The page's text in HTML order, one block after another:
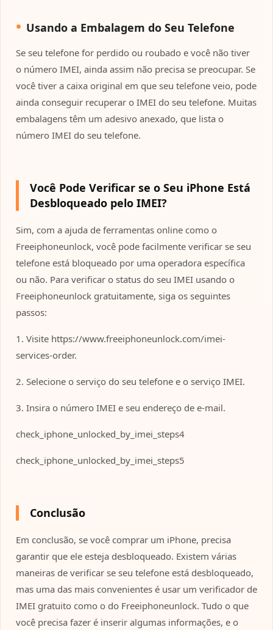
Usando a Embalagem do Seu Telefone
Se seu telefone for perdido ou roubado e você não tiver
o número IMEI, ainda assim não precisa se preocupar. Se
você tiver a caixa original em que seu telefone veio, pode
ainda conseguir recuperar o IMEI do seu telefone. Muitas
embalagens têm um adesivo anexado, que lista o
número IMEI do seu telefone.
Você Pode Verificar se o Seu iPhone Está
Desbloqueado pelo IMEI?
Sim, com a ajuda de ferramentas online como o
Freeiphoneunlock, você pode facilmente verificar se seu
telefone está bloqueado por uma operadora específica
ou não. Para verificar o status do seu IMEI usando o
Freeiphoneunlock gratuitamente, siga os seguintes
passos:
1. Visite https://www.freeiphoneunlock.com/imei-
services-order.
2. Selecione o serviço do seu telefone e o serviço IMEI.
3. Insira o número IMEI e seu endereço de e-mail.
check_iphone_unlocked_by_imei_steps4
check_iphone_unlocked_by_imei_steps5
Conclusão
Em conclusão, se você comprar um iPhone, precisa
garantir que ele esteja desbloqueado. Existem várias
maneiras de verificar se seu telefone está desbloqueado,
mas uma das mais convenientes é usar um verificador de
IMEI gratuito como o do Freeiphoneunlock. Tudo o que
você precisa fazer é inserir algumas informações, e o